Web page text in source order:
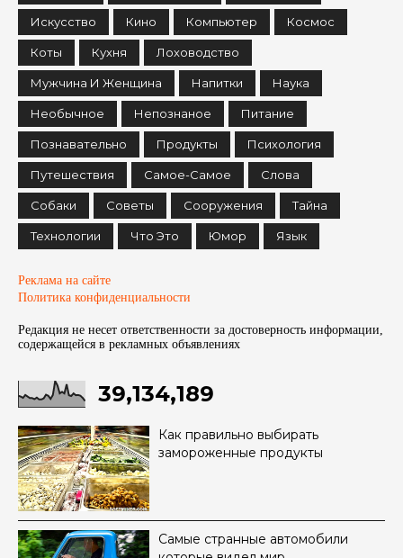
Искусство Кино Компьютер Космос
Коты Кухня Лоховодство
Мужчина И Женщина Напитки Наука
Необычное Непознаное Питание
Познавательно Продукты Психология
Путешествия Самое-Самое Слова
Собаки Советы Сооружения Тайна
Технологии Что Это Юмор Язык
Реклама на сайте
Политика конфиденциальности
Редакция не несет ответственности за достоверность информации,
содержащейся в рекламных объявленияx
39,134,189
Как правильно выбирать
замороженные продукты
Самые странные автомобили